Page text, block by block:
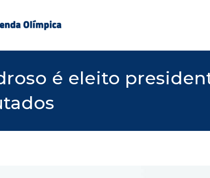
é eleito